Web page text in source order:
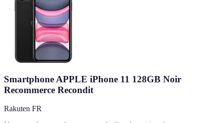
Smartphone APPLE iPhone 11 128GB Noir
Recommerce Recondit
Rakuten FR